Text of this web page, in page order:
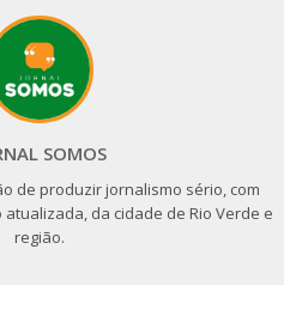
SOMOS
de produzir jornalismo sério, com
da cidade de Rio Verde e
região.